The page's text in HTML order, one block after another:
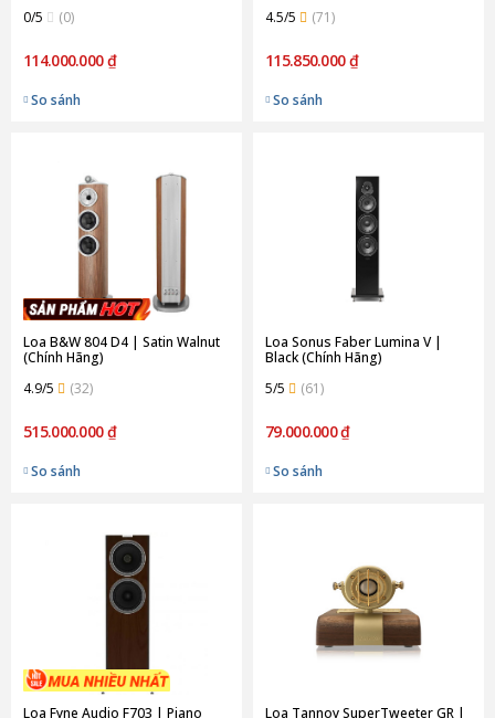
0/5
(0)
114.000.000 ₫
So sánh
4.5/5
(71)
115.850.000 ₫
So sánh
Loa B&W 804 D4 | Satin Walnut
(Chính Hãng)
4.9/5
(32)
515.000.000 ₫
So sánh
Loa Sonus Faber Lumina V |
Black (Chính Hãng)
5/5
(61)
79.000.000 ₫
So sánh
Loa Fyne Audio F703 | Piano
Loa Tannoy SuperTweeter GR |